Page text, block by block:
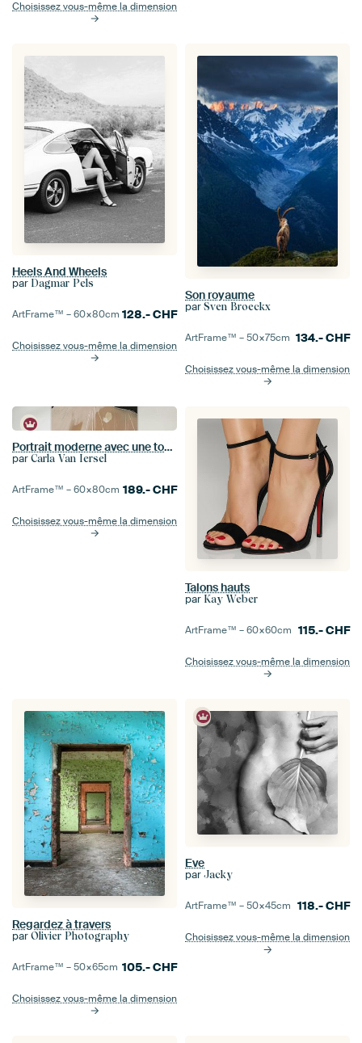
Choisissez vous-même la dimension
Heels And Wheels
par Dagmar Pels
ArtFrame™ –60×80cm 128.-CHF
Choisissez vous-même la dimension
Son royaume
par Sven Broeckx
ArtFrame™ –50×75cm 134.-CHF
Choisissez vous-même la dimension
Portrait moderne avec une touche chic
par Carla Van Iersel
ArtFrame™ –60×80cm 189.-CHF
Choisissez vous-même la dimension
Talons hauts
par Kay Weber
ArtFrame™ –60×60cm 115.-CHF
Choisissez vous-même la dimension
Regardez à travers
par Olivier Photography
ArtFrame™ –50×65cm 105.-CHF
Choisissez vous-même la dimension
Eve
par Jacky
ArtFrame™ –50×45cm 118.-CHF
Choisissez vous-même la dimension